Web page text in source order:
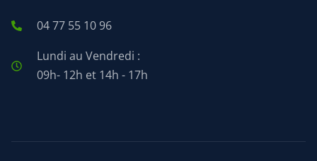
04 77 55 10 96
Lundi au Vendredi :
09h- 12h et 14h - 17h